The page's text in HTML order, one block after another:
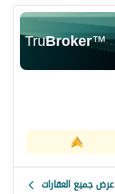
TruBroker™
عرض جميع العقارات